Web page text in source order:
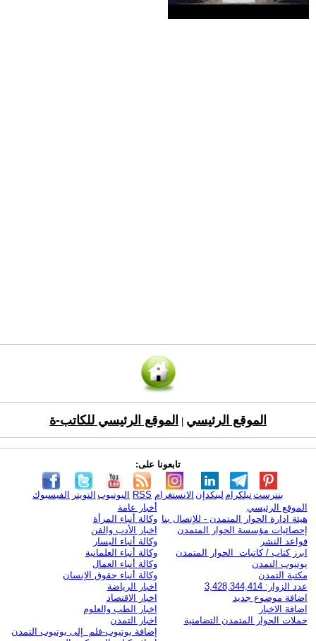
الموقع الرئيسي الموقع الرئيسي للكاتب-ة
تابعونا على:
الفيسبوك التويتر اليوتيوب RSS الانستغرام لينكدإن تيلكرامبنترست
الموقع الرئيسي
هيئة ادارة الحوار المتمدن - للإتصال بنا
إحصائيات مؤسسة الحوار المتمدن
قواعد النشر
ابرز كتاب / كاتبات الحوار المتمدن
يوتيوب التمدن
مكتبة التمدن
عدد الزوار: 3,428,344,414
اضافة موضوع جديد
اضافة الاخبار
حملات الحوار المتمدن التضامنية
أخبار عامة
وكالة أنباء المرأة
اخبار الأدب والفن
وكالة أنباء اليسار
وكالة أنباء العلمانية
وكالة أنباء العمال
وكالة أنباء حقوق الإنسان
اخبار الرياضة
اخبار الاقتصاد
اخبار الطب والعلوم
اخبار التمدن
إضافة يوتيوب-فلم إلى يوتيوب التمدن